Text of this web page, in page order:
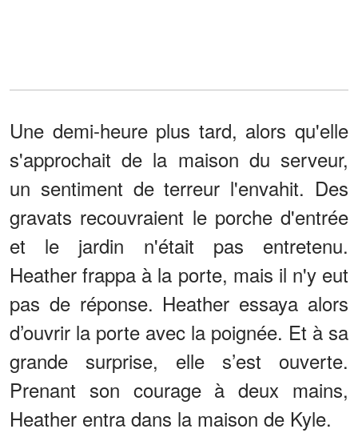
Une demi-heure plus tard, alors qu'elle
s'approchait de la maison du serveur,
un sentiment de terreur l'envahit. Des
gravats recouvraient le porche d'entrée
et le jardin n'était pas entretenu.
Heather frappa à la porte, mais il n'y eut
pas de réponse. Heather essaya alors
d’ouvrir la porte avec la poignée. Et à sa
grande surprise, elle s’est ouverte.
Prenant son courage à deux mains,
Heather entra dans la maison de Kyle.